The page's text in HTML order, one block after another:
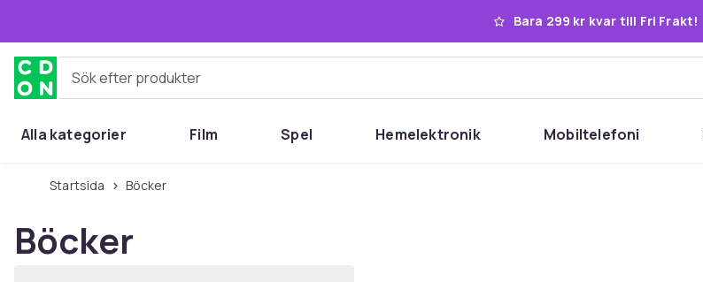
Bara 299 kr kvar till Fri Frakt!
Sök efter produkter
Alla kategorier Film Spel Hemelektronik Mobiltelefoni
Startsida Böcker
Böcker